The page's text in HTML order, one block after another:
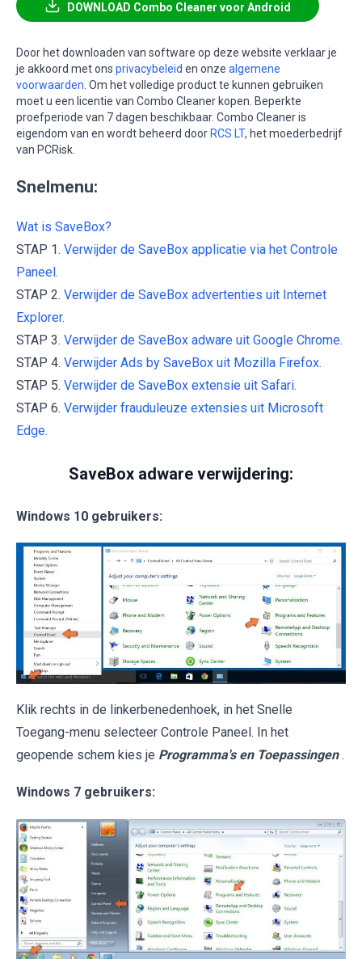
DOWNLOAD Combo Cleaner voor Android
Door het downloaden van software op deze website verklaar je
je akkoord met ons privacybeleid en onze algemene
voorwaarden . Om het volledige product te kunnen gebruiken
moet u een licentie van Combo Cleaner kopen. Beperkte
proefperiode van 7 dagen beschikbaar. Combo Cleaner is
eigendom van en wordt beheerd door RCS LT, het moederbedrijf
van PCRisk.
Snelmenu:
Wat is SaveBox?
STAP 1. Verwijder de SaveBox applicatie via het Controle
Paneel.
STAP 2. Verwijder de SaveBox advertenties uit Internet
Explorer.
STAP 3. Verwijder de SaveBox adware uit Google Chrome.
STAP 4. Verwijder Ads by SaveBox uit Mozilla Firefox.
STAP 5. Verwijder de SaveBox extensie uit Safari.
STAP 6. Verwijder frauduleuze extensies uit Microsoft
Edge.
SaveBox adware verwijdering:
Windows 10 gebruikers:
Klik rechts in de linkerbenedenhoek, in het Snelle
Toegang-menu selecteer Controle Paneel. In het
geopende schem kies je Programma's en Toepassingen .
Windows 7 gebruikers: